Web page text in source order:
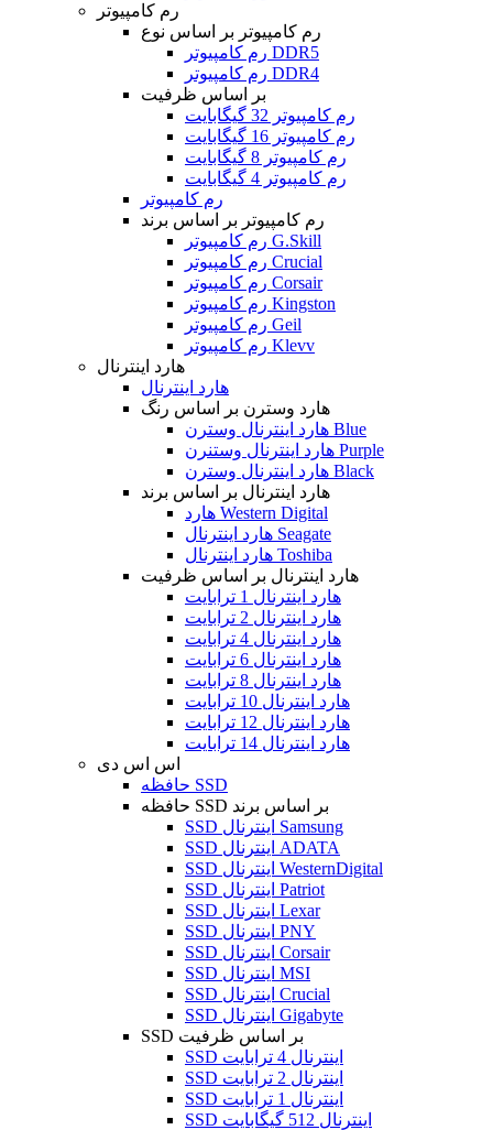
رم کامپیوتر
رم کامپیوتر بر اساس نوع
رم کامپیوتر DDR5
رم کامپیوتر DDR4
بر اساس ظرفیت
رم کامپیوتر 32 گیگابایت
رم کامپیوتر 16 گیگابایت
رم کامپیوتر 8 گیگابایت
رم کامپیوتر 4 گیگابایت
رم کامپیوتر
رم کامپیوتر بر اساس برند
رم کامپیوتر G.Skill
رم کامپیوتر Crucial
رم کامپیوتر Corsair
رم کامپیوتر Kingston
رم کامپیوتر Geil
رم کامپیوتر Klevv
هارد اینترنال
هارد اینترنال
هارد وسترن بر اساس رنگ
هارد اینترنال وسترن Blue
هارد اینترنال وستنرن Purple
هارد اینترنال وسترن Black
هارد اینترنال بر اساس برند
هارد Western Digital
هارد اینترنال Seagate
هارد اینترنال Toshiba
هارد اینترنال بر اساس ظرفیت
هارد اینترنال 1 ترابایت
هارد اینترنال 2 ترابایت
هارد اینترنال 4 ترابایت
هارد اینترنال 6 ترابایت
هارد اینترنال 8 ترابایت
هارد اینترنال 10 ترابایت
هارد اینترنال 12 ترابایت
هارد اینترنال 14 ترابایت
اس اس دی
حافظه SSD
حافظه SSD بر اساس برند
SSD اینترنال Samsung
SSD اینترنال ADATA
SSD اینترنال WesternDigital
SSD اینترنال Patriot
SSD اینترنال Lexar
SSD اینترنال PNY
SSD اینترنال Corsair
SSD اینترنال MSI
SSD اینترنال Crucial
SSD اینترنال Gigabyte
SSD بر اساس ظرفیت
SSD اینترنال 4 ترابایت
SSD اینترنال 2 ترابایت
SSD اینترنال 1 ترابایت
SSD اینترنال 512 گیگابایت